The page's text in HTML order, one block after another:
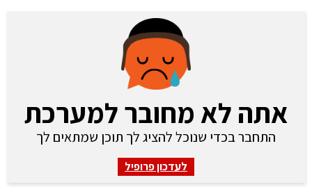
אתה לא מחובר למערכת
התחבר בכדי שנוכל להציג לך תוכן שמתאים לך
לעדכון פרופיל